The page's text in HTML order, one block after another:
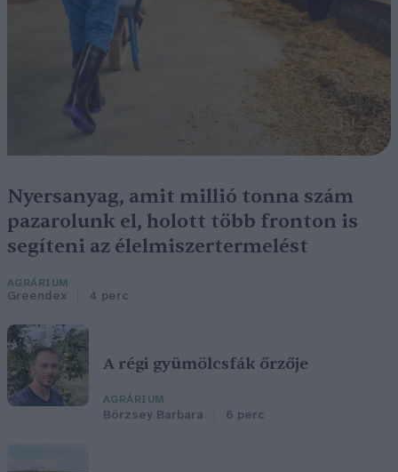
Nyersanyag, amit millió tonna szám
pazarolunk el, holott több fronton is
segíteni az élelmiszertermelést
AGRÁRIUM
Greendex 4 perc
A régi gyümölcsfák őrzője
AGRÁRIUM
Börzsey Barbara 6 perc